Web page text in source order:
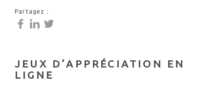
Partagez :
JEUX D’APPRÉCIATION EN
LIGNE